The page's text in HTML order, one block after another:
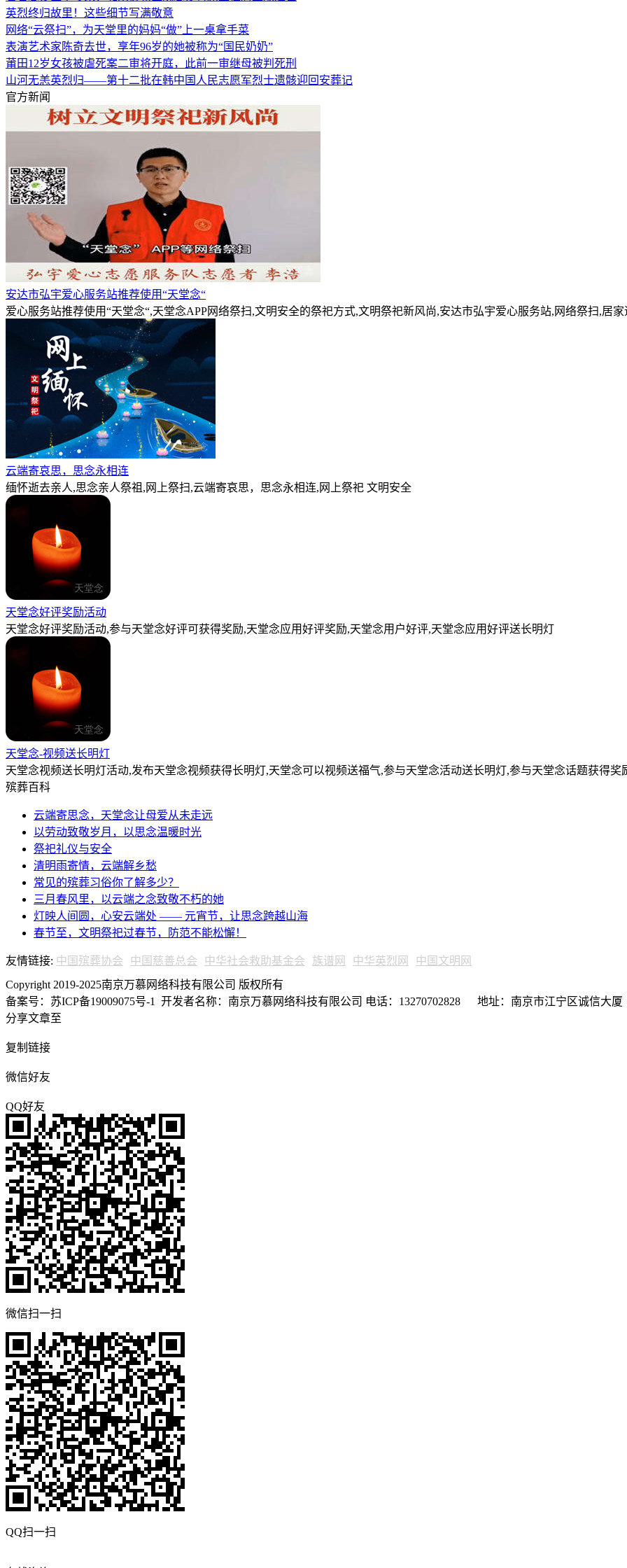
英烈终归故里！这些细节写满敬意
网络“云祭扫”，为天堂里的妈妈“做”上一桌拿手菜
表演艺术家陈奇去世，享年96岁的她被称为“国民奶奶”
莆田12岁女孩被虐死案二审将开庭，此前一审继母被判死刑
山河无恙英烈归——第十二批在韩中国人民志愿军烈士遗骸迎回安葬记
官方新闻
安达市弘宇爱心服务站推荐使用“天堂念“
爱心服务站推荐使用“天堂念“,天堂念APP网络祭扫,文明安全的祭祀方式,文明祭祀新风尚,安达市弘宇爱心服务站,网络祭扫,居
云端寄哀思，思念永相连
缅怀逝去亲人,思念亲人祭祖,网上祭扫,云端寄哀思，思念永相连,网上祭祀 文明安全
天堂念好评奖励活动
天堂念好评奖励活动,参与天堂念好评可获得奖励,天堂念应用好评奖励,天堂念用户好评,天堂念应用好评送长明灯
天堂念-视频送长明灯
天堂念视频送长明灯活动,发布天堂念视频获得长明灯,天堂念可以视频送福气,参与天堂念活动送长明灯,参与天堂念话题获得奖
殡葬百科
云端寄思念，天堂念让母爱从未走远
以劳动致敬岁月，以思念温暖时光
祭祀礼仪与安全
清明雨寄情，云端解乡愁
常见的殡葬习俗你了解多少？
三月春风里，以云端之念致敬不朽的她
灯映人间圆，心安云端处 —— 元宵节，让思念跨越山海
春节至，文明祭祀过春节，防范不能松懈！
友情链接: 中国殡葬协会 中国慈善总会 中华社会救助基金会 族谱网 中华英烈网
中国文明网
Copyright 2019-2025南京万慕网络科技有限公司 版权所有
备案号：苏ICP备19009075号-1
开发者名称：南京万慕网络科技有限公司 电话：13270702828 地址：南京市江宁区诚信大厦
分享文章至
复制链接
微信好友
QQ好友
微信扫一扫
QQ扫一扫